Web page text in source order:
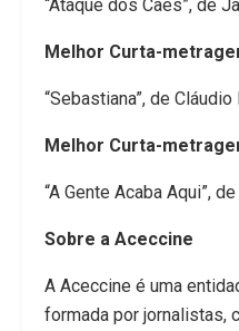
“Ataque dos Cães”, de
Melhor Curta-
“Sebastiana”, de
Melhor Curta-
“A Gente Acaba Aqui”,
Sobre a Aceccine
A Aceccine é uma
formada por jornalistas,